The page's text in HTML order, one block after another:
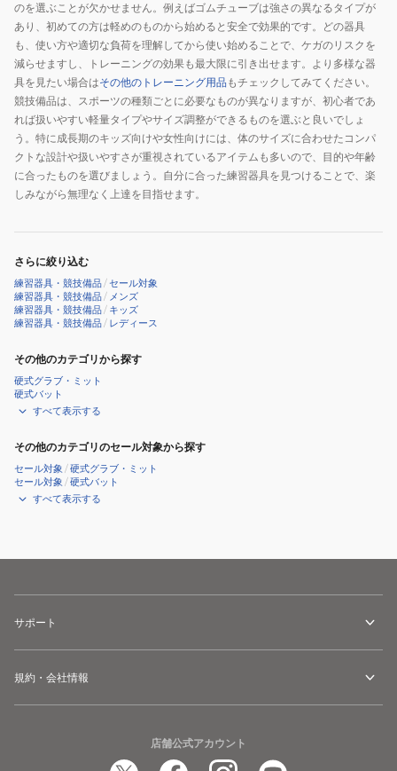
のを選ぶことが欠かせません。例えばゴムチューブは強さの異なるタイプが
あり、初めての方は軽めのものから始めると安全で効果的です。どの器具
も、使い方や適切な負荷を理解してから使い始めることで、ケガのリスクを
減らせますし、トレーニングの効果も最大限に引き出せます。より多様な器
具を見たい場合はその他のトレーニング用品もチェックしてみてください。
競技備品は、スポーツの種類ごとに必要なものが異なりますが、初心者であ
れば扱いやすい軽量タイプやサイズ調整ができるものを選ぶと良いでしょ
う。特に成長期のキッズ向けや女性向けには、体のサイズに合わせたコンパ
クトな設計や扱いやすさが重視されているアイテムも多いので、目的や年齢
に合ったものを選びましょう。自分に合った練習器具を見つけることで、楽
しみながら無理なく上達を目指せます。
さらに絞り込む
練習器具・競技備品/セール対象
練習器具・競技備品/ メンズ
練習器具・競技備品/ キッズ
練習器具・競技備品/ レディース
その他のカテゴリから探す
硬式グラブ・ミット
硬式バット
すべて表示する
その他のカテゴリのセール対象から探す
セール対象 /硬式グラブ・ミット
セール対象 /硬式バット
すべて表示する
サポート
規約・会社情報
店舗公式アカウント